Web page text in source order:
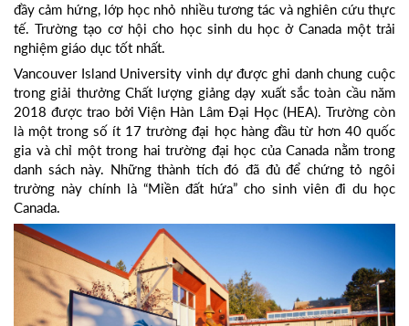
đầy cảm hứng, lớp học nhỏ nhiều tương tác và nghiên cứu thực
tế. Trường tạo cơ hội cho học sinh du học ở Canada một trải
nghiệm giáo dục tốt nhất.
Vancouver Island University vinh dự được ghi danh chung cuộc
trong giải thưởng Chất lượng giảng dạy xuất sắc toàn cầu năm
2018 được trao bởi Viện Hàn Lâm Đại Học (HEA). Trường còn
là một trong số ít 17 trường đại học hàng đầu từ hơn 40 quốc
gia và chỉ một trong hai trường đại học của Canada nằm trong
danh sách này. Những thành tích đó đã đủ để chứng tỏ ngôi
trường này chính là “Miền đất hứa” cho sinh viên đi du học
Canada.